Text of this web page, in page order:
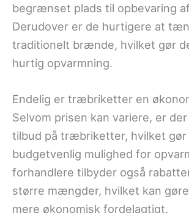
begrænset plads til opbevaring
Derudover er de hurtigere at
traditionelt brænde, hvilket gør
hurtig opvarmning.
Endelig er træbriketter en
Selvom prisen kan variere, er
tilbud på træbriketter, hvilket gør
budgetvenlig mulighed for
forhandlere tilbyder også
større mængder, hvilket kan
mere økonomisk fordelagtigt.